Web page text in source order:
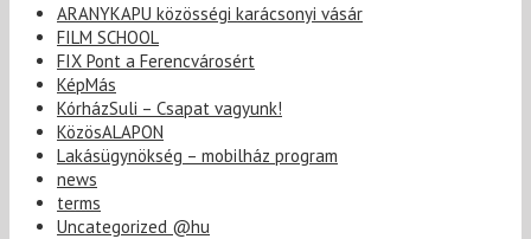
ARANYKAPU közösségi karácsonyi vásár
FILM SCHOOL
FIX Pont a Ferencvárosért
KépMás
KórházSuli – Csapat vagyunk!
KözösALAPON
Lakásügynökség – mobilház program
news
terms
Uncategorized @hu